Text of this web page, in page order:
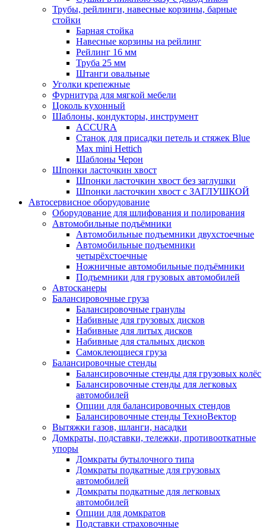
Трубы, рейлинги, навесные корзины, барные
стойки
Барная стойка
Навесные корзины на рейлинг
Рейлинг 16 мм
Труба 25 мм
Штанги овальные
Уголки крепежные
Фурнитура для мягкой мебели
Цоколь кухонный
Шаблоны, кондукторы, инструмент
ACCURA
Станок для присадки петель и стяжек Blue
Max mini Hettich
Шаблоны Черон
Шпонки ласточкин хвост
Шпонки ласточкин хвост без заглушки
Шпонки ласточкин хвост с ЗАГЛУШКОЙ
Автосервисное оборудование
Оборудование для шлифования и полирования
Автомобильные подъёмники
Автомобильные подъемники двухстоечные
Автомобильные подъемники
четырёхстоечные
Ножничные автомобильные подъёмники
Подъемники для грузовых автомобилей
Автосканеры
Балансировочные груза
Балансировочные гранулы
Набивные для грузовых дисков
Набивные для литых дисков
Набивные для стальных дисков
Самоклеющиеся груза
Балансировочные стенды
Балансировочные стенды для грузовых колёс
Балансировочные стенды для легковых
автомобилей
Опции для балансировочных стендов
Балансировочные стенды ТехноВектор
Вытяжки газов, шланги, насадки
Домкраты, подставки, тележки, противооткатные
упоры
Домкраты бутылочного типа
Домкраты подкатные для грузовых
автомобилей
Домкраты подкатные для легковых
автомобилей
Опции для домкратов
Подставки страховочные